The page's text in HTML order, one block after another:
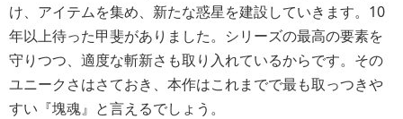
け、アイテムを集め、新たな惑星を建設していきます。10
年以上待った甲斐がありました。シリーズの最高の要素を
守りつつ、適度な斬新さも取り入れているからです。その
ユニークさはさておき、本作はこれまでで最も取っつきや
すい『塊魂』と言えるでしょう。